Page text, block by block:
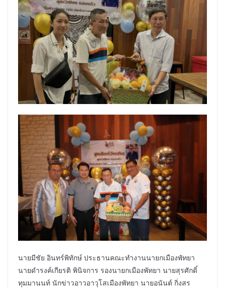
นายมีชัย อินทร์พิทักษ์ ประธานคณะทำงานนายกเมืองพัทยา
นายดำรงค์เกียรติ พินิจการ รองนายกเมืองพัทยา นายสุรศักดิ์
ทุมมานนท์ นักข่าวอาวอาวุโสเมืองพัทยา นายอนันต์ กิ่งสร